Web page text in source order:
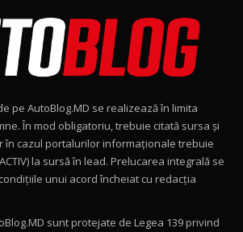
Noul Geely EX2 / Test Drive AutoBlog.MD
15:22
AMG E 53 HYBRID 4MATIC+ / Test
Drive AutoBlog.MD
Noul Volvo ES90 / Test Drive AutoBlog.MD
pe AutoBlog.MD se realizează în limita
În mod obligatoriu, trebuie citată sursa și
în cazul portalurilor informaționale trebuie
la sursă în lead. Prelucarea integrală se
unui acord încheiat cu redacţia
sunt protejate de Legea 139 privind